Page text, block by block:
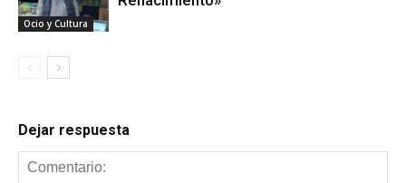
Ocio y Cultura
Dejar respuesta